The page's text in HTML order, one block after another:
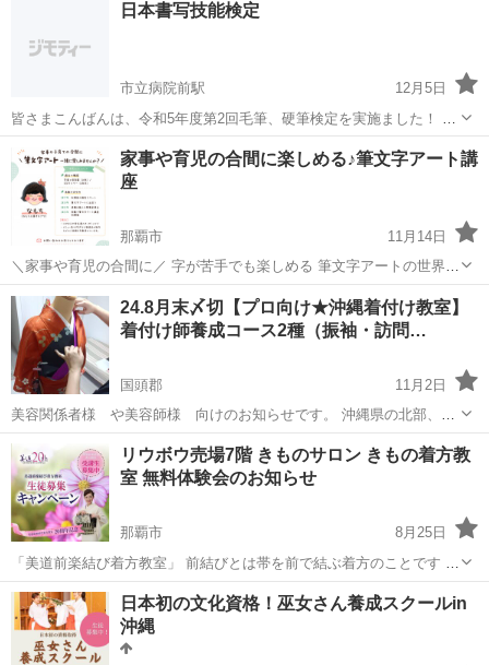
日本書写技能検定
市立病院前駅
12月5日
皆さまこんばんは、令和5年度第2回毛筆、硬筆検定を実施ました！ 約
20年間、試験を行なっています。お陰様で今回も全員合格しました。
硬筆2級（2人）3級（5人）4級（5人）毛筆3級（1人）次回も頑張りま
しょう！
沖縄 那覇市 市立病院前駅 ペン字 技能検定
家事や育児の合間に楽しめる♪筆文字アート講
座
那覇市
11月14日
＼家事や育児の合間に／ 字が苦手でも楽しめる 筆文字アートの世界を
一緒に楽しみませんか？ 筆ペンや色々な画材を使って 作品づくりを行
います ーー ★ １回:1時間半 ★選べるコースは3つ ...
沖縄 那覇市 ペン字 文字
24.8月末〆切【プロ向け★沖縄着付け教室】
着付け師養成コース2種（振袖・訪問…
国頭郡
11月2日
美容関係者様 や美容師様 向けのお知らせです。 沖縄県の北部、本
部町・今帰仁村・名護市のみなさまはぜひご覧くださいね。 （もちろ
ん、中部・那覇方面もご相談承っております♪） 突然ですが、、 成人
式や卒...
着付け 振袖
リウボウ売場7階 きものサロン きもの着方教
室 無料体験会のお知らせ
那覇市
8月25日
「美道前楽結び着方教室」 前結びとは帯を前で結ぶ着方のことです ■
どなたでも簡単に帯が結べるようになります 帯を前で結ぶので、楽な
姿勢でお太鼓の形や柄出しを確認しながら結べます きものを着なれた
方でも...
沖縄 那覇市 着付け きもの
日本初の文化資格！巫女さん養成スクールin
沖縄